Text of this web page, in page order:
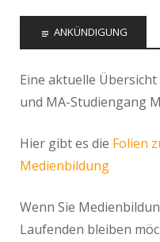
ANKÜNDIGUNG
Eine aktuelle
und MA-Studiengang
Hier gibt es die Folien
Medienbildung
Wenn Sie
Laufenden bleiben